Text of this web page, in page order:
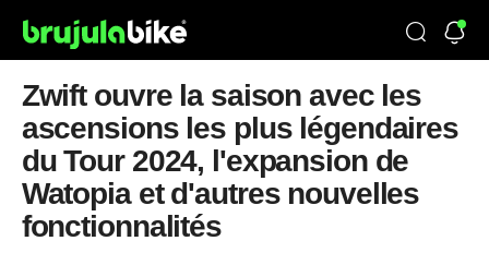
Zwift ouvre la saison avec les
ascensions les plus légendaires
du Tour 2024, l'expansion de
Watopia et d'autres nouvelles
fonctionnalités